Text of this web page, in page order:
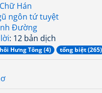
Chữ Hán
ngôn tứ tuyệt
Đường
: 12 bản dịch
Hưng Tông (4) tống biệt (265)